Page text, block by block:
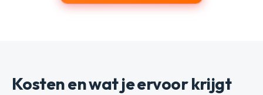
Kosten en wat je ervoor krijgt